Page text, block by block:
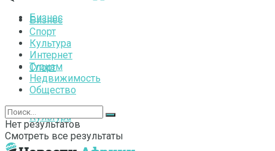
Бизнес
Спорт
Культура
Бизнес
Спорт
Культура
Интернет
Туризм
Недвижимость
Общество
Нет результатов
Смотреть все результаты